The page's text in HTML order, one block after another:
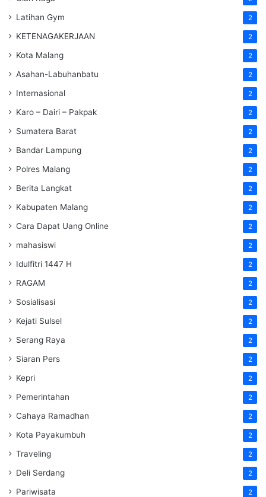
Latihan Gym 2
KETENAGAKERJAAN 2
Kota Malang 2
Asahan-Labuhanbatu 2
Internasional 2
Karo – Dairi – Pakpak 2
Sumatera Barat 2
Bandar Lampung 2
Polres Malang 2
Berita Langkat 2
Kabupaten Malang 2
Cara Dapat Uang Online 2
mahasiswi 2
Idulfitri 1447 H 2
RAGAM 2
Sosialisasi 2
Kejati Sulsel 2
Serang Raya 2
Siaran Pers 2
Kepri 2
Pemerintahan 2
Cahaya Ramadhan 2
Kota Payakumbuh 2
Traveling 2
Deli Serdang 2
Pariwisata 2